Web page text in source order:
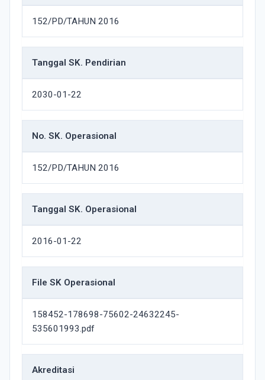
152/PD/TAHUN 2016
Tanggal SK. Pendirian
2030-01-22
No. SK. Operasional
152/PD/TAHUN 2016
Tanggal SK. Operasional
2016-01-22
File SK Operasional
158452-178698-75602-24632245-
535601993.pdf
Akreditasi